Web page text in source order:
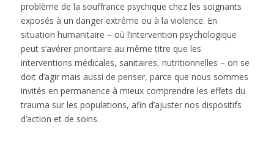
problème de la souffrance psychique chez les soignants
exposés à un danger extrême ou à la violence. En
situation humanitaire – où l’intervention psychologique
peut s’avérer prioritaire au même titre que les
interventions médicales, sanitaires, nutritionnelles – on se
doit d’agir mais aussi de penser, parce que nous sommes
invités en permanence à mieux comprendre les effets du
trauma sur les populations, afin d’ajuster nos dispositifs
d’action et de soins.